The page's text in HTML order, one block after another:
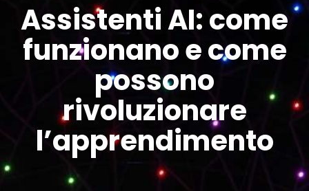
Assistenti AI: come
funzionano e come
possono
rivoluzionare
l’apprendimento